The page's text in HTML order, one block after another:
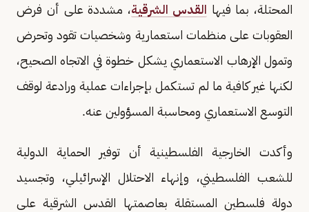
المحتلة، بما فيها القدس الشرقية، مشددة على أن فرض
العقوبات على منظمات استعمارية وشخصيات تقود وتحرض
وتمول الإرهاب الاستعماري يشكل خطوة في الاتجاه الصحيح،
لكنها غير كافية ما لم تستكمل بإجراءات عملية ورادعة لوقف
التوسع الاستعماري ومحاسبة المسؤولين عنه.
وأكدت الخارجية الفلسطينية أن توفير الحماية الدولية
للشعب الفلسطيني، وإنهاء الاحتلال الإسرائيلي، وتجسيد
دولة فلسطين المستقلة بعاصمتها القدس الشرقية على